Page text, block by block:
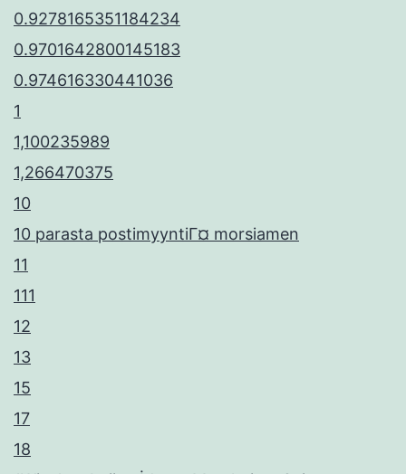
0.9278165351184234
0.9701642800145183
0.974616330441036
1
1,100235989
1,266470375
10
10 parasta postimyyntiГ¤ morsiamen
11
111
12
13
15
17
18